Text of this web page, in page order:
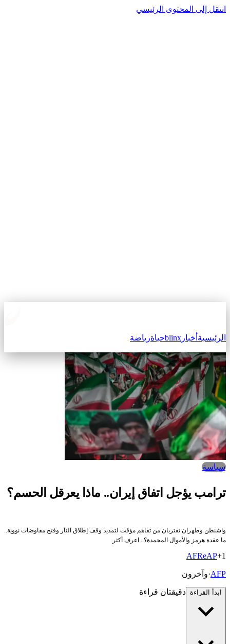
انتقل إلى المحتوى الرئيسي
الرئيسيةأخبارblinxحياةرياضة
سياسة
ترامب يؤجل اتفاق إيران.. ماذا يعرقل الحسم؟
واشنطن وطهران تقتربان من تفاهم مؤقت لتمديد وقف إطلاق النار وفتح مفاوضات نووية..
ما عقدة هرمز والأموال المجمدة؟.. اعرف أكثر
AFReAP+
AFP
·وآخرون
ابدأ القراءة دقيقتان قراءة